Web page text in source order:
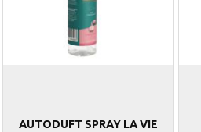
AUTODUFT SPRAY LA VIE